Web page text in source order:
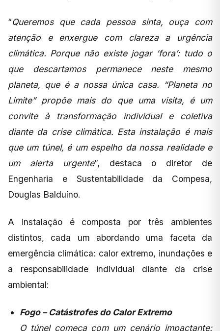
“Queremos que cada pessoa sinta, ouça com
atenção e enxergue com clareza a urgência
climática. Porque não existe jogar ‘fora’: tudo o
que descartamos permanece neste mesmo
planeta, que é a nossa única casa. “Planeta no
Limite” propõe mais do que uma visita, é um
convite à transformação individual e coletiva
diante da crise climática. Esta instalação é mais
que um túnel, é um espelho da nossa realidade e
um alerta urgente”, destaca o diretor de
Engenharia e Sustentabilidade da Compesa,
Douglas Balduíno.
A instalação é composta por três ambientes
distintos, cada um abordando uma faceta da
emergência climática: calor extremo, inundações e
a responsabilidade individual diante da crise
ambiental:
Fogo – Catástrofes do Calor Extremo
O túnel começa com um cenário impactante: